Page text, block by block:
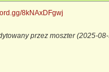
8kNAxDFgwj
przez moszter (2025-